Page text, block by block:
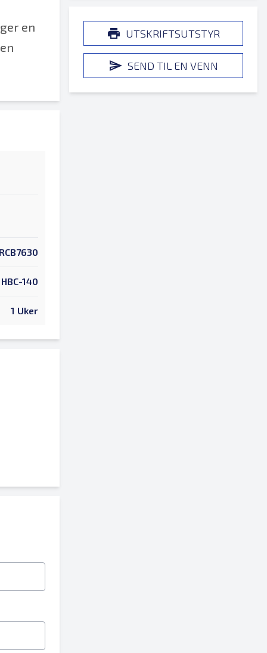
en
HBC-140
1 Uker
UTSKRIFTSUTSTYR
SEND TIL EN VENN